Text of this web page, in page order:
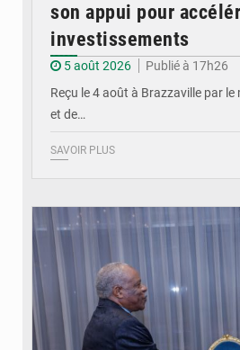
son appui pour
investissements
5 août 2026
Publié à 17h26
Reçu le 4 août à Brazzaville par le
et de…
SAVOIR PLUS